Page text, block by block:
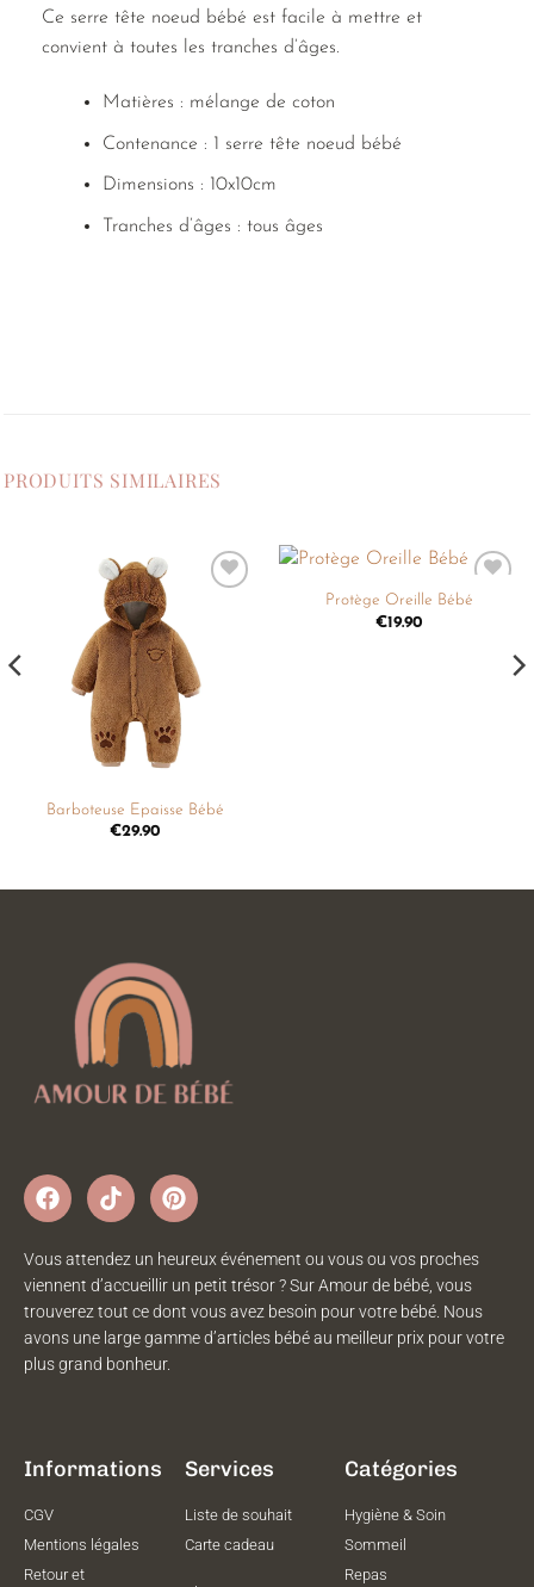
Ce serre tête noeud bébé est facile à mettre et
convient à toutes les tranches d’âges.
Matières : mélange de coton
Contenance : 1 serre tête noeud bébé
Dimensions : 10x10cm
Tranches d’âges : tous âges
PRODUITS SIMILAIRES
Barboteuse Epaisse Bébé
€29.90
Ajouter
Protège Oreille Bébé
€19.90
Vous attendez un heureux événement ou vous ou vos proches
viennent d’accueillir un petit trésor ? Sur Amour de bébé, vous
trouverez tout ce dont vous avez besoin pour votre bébé. Nous
avons une large gamme d’articles bébé au meilleur prix pour votre
plus grand bonheur.
Informations
CGV
Mentions légales
Retour et
Services
Liste de souhait
Carte cadeau
Catégories
Hygiène & Soin
Sommeil
Repas